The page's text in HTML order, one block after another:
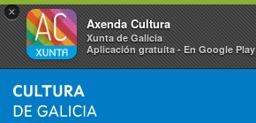
×
Axenda Cultura
Xunta de Galicia
Aplicación gratuíta - En Google Play
INICIO